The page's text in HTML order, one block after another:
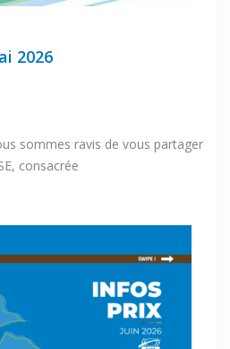
2026
sommes ravis de vous partager
consacrée